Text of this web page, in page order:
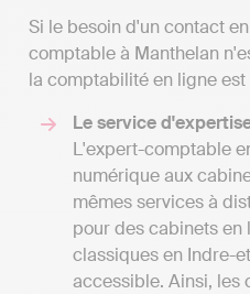
Si le besoin d'un contact
comptable à Manthelan
la comptabilité en ligne
Le service
L'expert-comptable
numérique aux
mêmes services à
pour des cabinets
classiques en Indre-
accessible. Ainsi, les